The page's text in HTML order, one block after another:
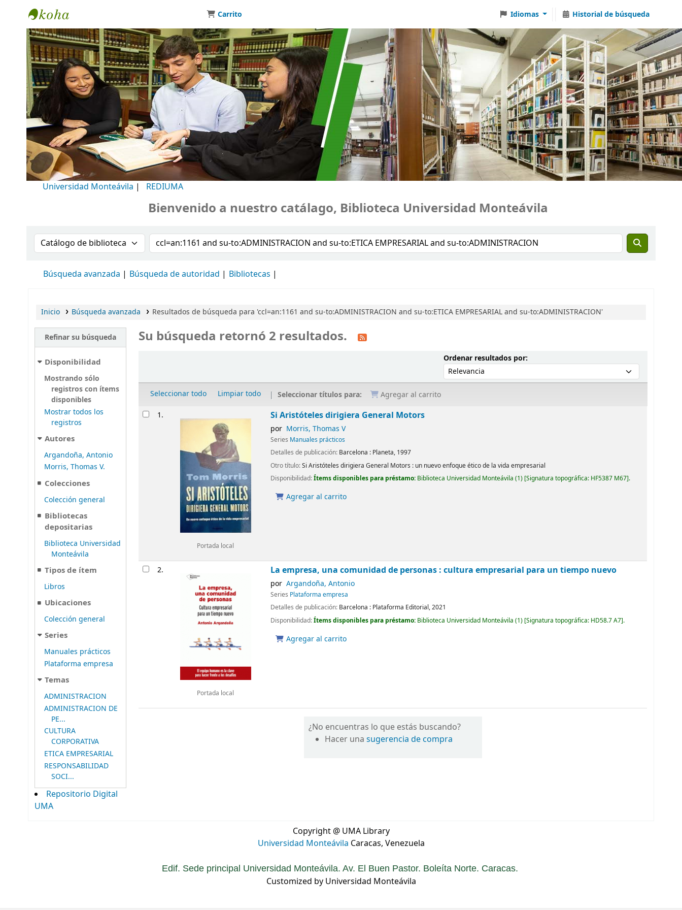
Biblioteca Universidad Monteávila
Carrito Idiomas Historial de búsqueda
Universidad Monteávila | REDIUMA
Bienvenido a nuestro catálago, Biblioteca Universidad Monteávila
Buscar en el catálogo por:Buscar en el catálogo
Búsqueda avanzada Búsqueda de autoridad Bibliotecas
Inicio Búsqueda avanzada Resultados de búsqueda para 'ccl=an:1161 and su-to:ADMINISTRACION and su-to:ETICA EMPRESARIAL and su-to:ADMINISTRACION'
Refinar su búsqueda
Disponibilidad
Mostrando sólo
registros con ítems
disponibles
Mostrar todos los
registros
Autores
Argandoña, Antonio
Morris, Thomas V.
Colecciones
Colección general
Bibliotecas
depositarias
Biblioteca Universidad
Monteávila
Tipos de ítem
Libros
Ubicaciones
Colección general
Series
Manuales prácticos
Plataforma empresa
Temas
ADMINISTRACION
ADMINISTRACION DE
PE...
CULTURA
CORPORATIVA
ETICA EMPRESARIAL
RESPONSABILIDAD
SOCI...
Repositorio Digital
UMA
Su búsqueda retornó 2 resultados.
Ordenar resultados por:Ordenar por:
Seleccionar todo Limpiar todo Seleccionar títulos para: Agregar al carrito
Resultados
1.
Portada local
Si Aristóteles dirigiera General Motors
por Morris, Thomas V
Series Manuales prácticos
Detalles de publicación: Barcelona : Planeta, 1997
Otro título:Si Aristóteles dirigiera General Motors : un nuevo enfoque ético de la vida empresarial
Disponibilidad:Ítems disponibles para préstamo: Biblioteca Universidad Monteávila (1) Signatura topográfica: HF5387 M67 .
Agregar al carrito
2.
Portada local
La empresa, una comunidad de personas : cultura empresarial para un tiempo nuevo
por Argandoña, Antonio
Series Plataforma empresa
Detalles de publicación: Barcelona : Plataforma Editorial,2021
Disponibilidad:Ítems disponibles para préstamo: Biblioteca Universidad Monteávila (1) Signatura topográfica: HD58.7 A7 .
Agregar al carrito
¿No encuentras lo que estás buscando?
Hacer unasugerencia de compra
Copyright @ UMA Library
Universidad Monteávila Caracas, Venezuela
Edif. Sede principal Universidad Monteávila. Av. El Buen Pastor. Boleíta Norte. Caracas.
Customized by Universidad Monteávila